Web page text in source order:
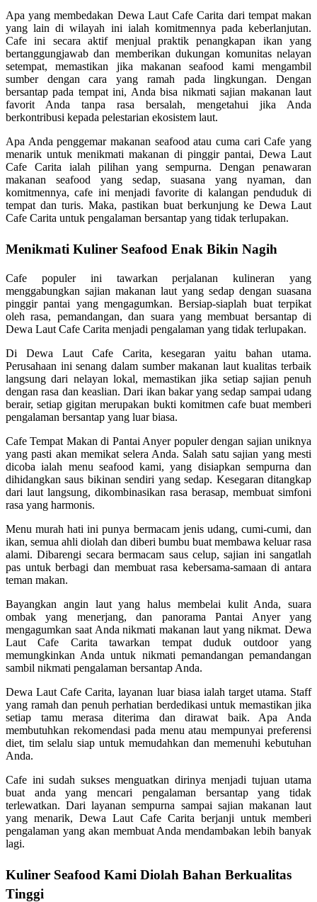
Apa yang membedakan Dewa Laut Cafe Carita dari tempat makan
yang lain di wilayah ini ialah komitmennya pada keberlanjutan.
Cafe ini secara aktif menjual praktik penangkapan ikan yang
bertanggungjawab dan memberikan dukungan komunitas nelayan
setempat, memastikan jika makanan seafood kami mengambil
sumber dengan cara yang ramah pada lingkungan. Dengan
bersantap pada tempat ini, Anda bisa nikmati sajian makanan laut
favorit Anda tanpa rasa bersalah, mengetahui jika Anda
berkontribusi kepada pelestarian ekosistem laut.
Apa Anda penggemar makanan seafood atau cuma cari Cafe yang
menarik untuk menikmati makanan di pinggir pantai, Dewa Laut
Cafe Carita ialah pilihan yang sempurna. Dengan penawaran
makanan seafood yang sedap, suasana yang nyaman, dan
komitmennya, cafe ini menjadi favorite di kalangan penduduk di
tempat dan turis. Maka, pastikan buat berkunjung ke Dewa Laut
Cafe Carita untuk pengalaman bersantap yang tidak terlupakan.
Menikmati Kuliner Seafood Enak Bikin Nagih
Cafe populer ini tawarkan perjalanan kulineran yang
menggabungkan sajian makanan laut yang sedap dengan suasana
pinggir pantai yang mengagumkan. Bersiap-siaplah buat terpikat
oleh rasa, pemandangan, dan suara yang membuat bersantap di
Dewa Laut Cafe Carita menjadi pengalaman yang tidak terlupakan.
Di Dewa Laut Cafe Carita, kesegaran yaitu bahan utama.
Perusahaan ini senang dalam sumber makanan laut kualitas terbaik
langsung dari nelayan lokal, memastikan jika setiap sajian penuh
dengan rasa dan keaslian. Dari ikan bakar yang sedap sampai udang
berair, setiap gigitan merupakan bukti komitmen cafe buat memberi
pengalaman bersantap yang luar biasa.
Cafe Tempat Makan di Pantai Anyer populer dengan sajian uniknya
yang pasti akan memikat selera Anda. Salah satu sajian yang mesti
dicoba ialah menu seafood kami, yang disiapkan sempurna dan
dihidangkan saus bikinan sendiri yang sedap. Kesegaran ditangkap
dari laut langsung, dikombinasikan rasa berasap, membuat simfoni
rasa yang harmonis.
Menu murah hati ini punya bermacam jenis udang, cumi-cumi, dan
ikan, semua ahli diolah dan diberi bumbu buat membawa keluar rasa
alami. Dibarengi secara bermacam saus celup, sajian ini sangatlah
pas untuk berbagi dan membuat rasa kebersama-samaan di antara
teman makan.
Bayangkan angin laut yang halus membelai kulit Anda, suara
ombak yang menerjang, dan panorama Pantai Anyer yang
mengagumkan saat Anda nikmati makanan laut yang nikmat. Dewa
Laut Cafe Carita tawarkan tempat duduk outdoor yang
memungkinkan Anda untuk nikmati pemandangan pemandangan
sambil nikmati pengalaman bersantap Anda.
Dewa Laut Cafe Carita, layanan luar biasa ialah target utama. Staff
yang ramah dan penuh perhatian berdedikasi untuk memastikan jika
setiap tamu merasa diterima dan dirawat baik. Apa Anda
membutuhkan rekomendasi pada menu atau mempunyai preferensi
diet, tim selalu siap untuk memudahkan dan memenuhi kebutuhan
Anda.
Cafe ini sudah sukses menguatkan dirinya menjadi tujuan utama
buat anda yang mencari pengalaman bersantap yang tidak
terlewatkan. Dari layanan sempurna sampai sajian makanan laut
yang menarik, Dewa Laut Cafe Carita berjanji untuk memberi
pengalaman yang akan membuat Anda mendambakan lebih banyak
lagi.
Kuliner Seafood Kami Diolah Bahan Berkualitas
Tinggi